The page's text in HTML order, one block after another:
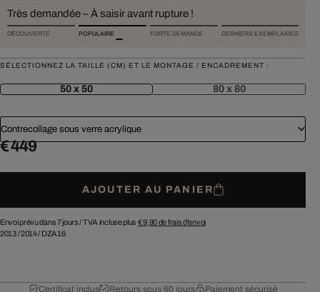
Très demandée – À saisir avant rupture !
DÉCOUVERTE POPULAIRE FORTE DEMANDE DERNIERS EXEMPLAIRES
SÉLECTIONNEZ LA TAILLE (CM) ET LE MONTAGE / ENCADREMENT :
50 x 50 80 x 80
Contrecollage sous verre acrylique
€ 449
AJOUTER AU PANIER
Envoi prévu dans 7 jours /TVA incluse plus € 9,90de frais d'envoi
2013/2014/ DZA16
Certificat inclus Retours sous 60 jours Paiement sécurisé